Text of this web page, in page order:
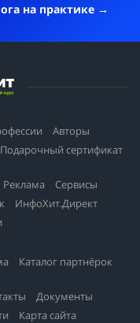
на практике
Авторы
Подарочный сертификат
Реклама
Сервисы
ИнфоХит.Директ
Каталог партнёрок
Документы
Карта сайта